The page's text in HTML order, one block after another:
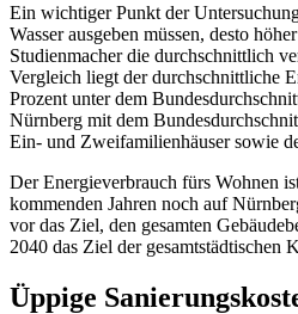
Ein wichtiger Punkt der
Wasser ausgeben müssen, desto
Studienmacher die durchschnittlich
Vergleich liegt der durchschnittliche
Prozent unter dem
Nürnberg mit dem
Ein- und Zweifamilienhäuser sowie
Der Energieverbrauch fürs Wohnen
kommenden Jahren noch auf
vor das Ziel, den gesamten
2040 das Ziel der gesamtstädtischen
Üppige